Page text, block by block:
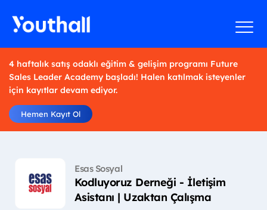
4 haftalık satış odaklı eğitim & gelişim programı Future
Sales Leader Academy başladı! Halen katılmak isteyenler
için kayıtlar devam ediyor.
Hemen Kayıt Ol
Esas Sosyal
Kodluyoruz Derneği - İletişim
Asistanı | Uzaktan Çalışma